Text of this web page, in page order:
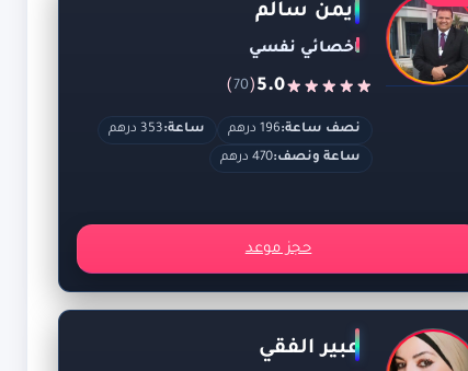
ايمن سالم
اخصائي نفسي
5.0
(
70
)
نصف ساعة:196 درهم ساعة:353 درهم
ساعة ونصف:470 درهم
حجز موعد
عبير الفقي